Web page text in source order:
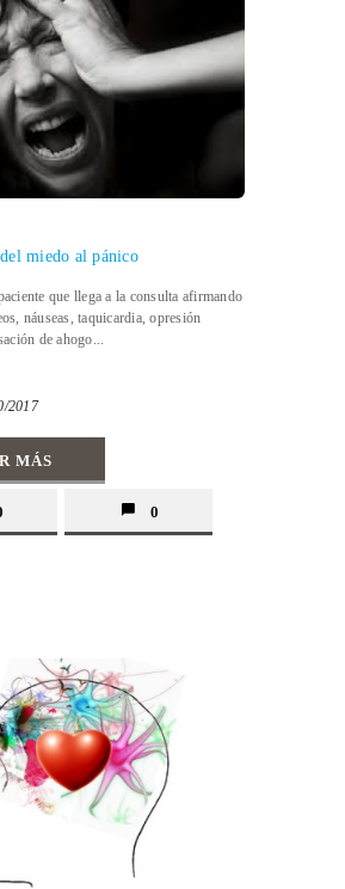
miedo al pánico
que llega a la consulta afirmando
náuseas, taquicardia, opresión
de ahogo...
2017
MÁS
0